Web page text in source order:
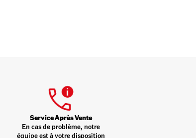
Service Après Vente
En cas de problème, notre
équipe est à votre disposition